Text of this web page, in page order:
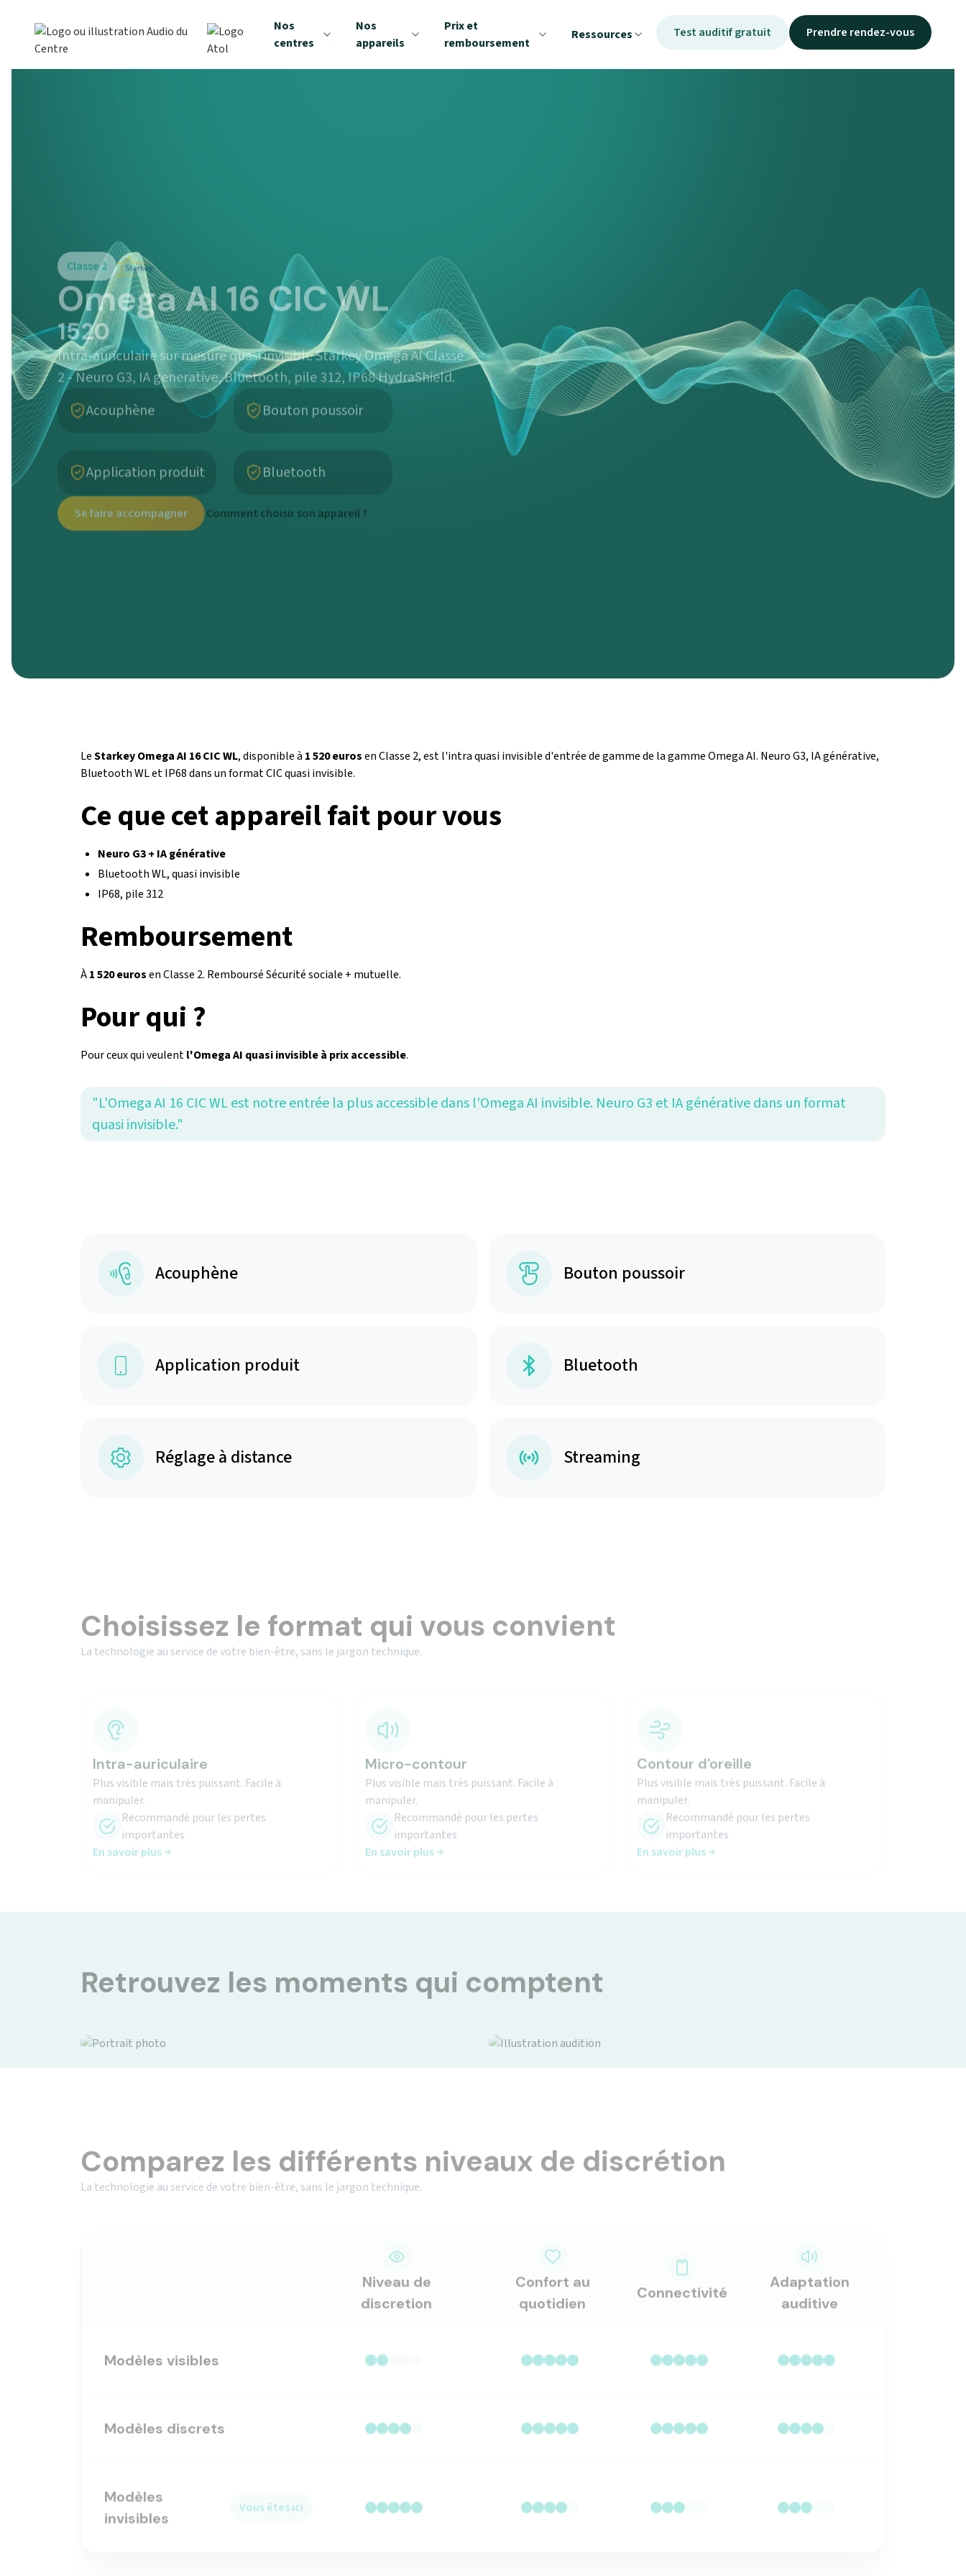
Nos
centres
Nos
appareils
Prix et
remboursement
Ressources Test auditif gratuit Prendre rendez-vous
Classe 2
Omega AI 16 CIC WL
1520
Intra-auriculaire sur mesure quasi invisible Starkey Omega AI Classe
2 - Neuro G3, IA generative, Bluetooth, pile 312, IP68 HydraShield.
Se faire accompagner
LeStarkey Omega AI 16 CIC WL, disponible à 1 520 eurosen Classe 2, est l'intra quasi invisible d'entrée de gamme de la gamme Omega AI. Neuro G3, IA générative,
Bluetooth WL et IP68 dans un format CIC quasi invisible.
Ce que cet appareil fait pour vous
Neuro G3 + IA générative
Bluetooth WL, quasi invisible
IP68, pile 312
Remboursement
À1 520 eurosen Classe 2. Remboursé Sécurité sociale + mutuelle.
Pour qui ?
Pour ceux qui veulentl'Omega AI quasi invisible à prix accessible.
"L'Omega AI 16 CIC WL est notre entrée la plus accessible dans l'Omega AI invisible. Neuro G3 et IA générative dans un format
quasi invisible."
Acouphène Bouton poussoir
Application produit Bluetooth
Réglage à distance Streaming
Choisissez le format qui vous convient
La technologie au service de votre bien-être, sans le jargon technique.
Micro-contour
Plus visible mais très puissant. Facile à
manipuler.
Recommandé pour les pertes
importantes
En savoir plus
Contour d'oreille
Plus visible mais très puissant. Facile à
manipuler.
Recommandé pour les pertes
importantes
En savoir plus
Intra-auriculaire
Plus visible mais très puissant. Facile à
manipuler.
Recommandé pour les pertes
importantes
En savoir plus
Retrouvez les moments qui comptent
Comparez les différents niveaux de discrétion
La technologie au service de votre bien-être, sans le jargon technique.
Niveau de
discretion
Confort au
quotidien
Connectivité
Adaptation
auditive
invisibles